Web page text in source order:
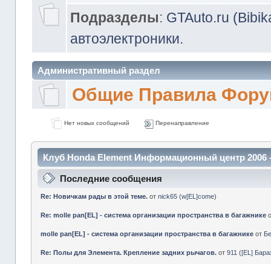
Подразделы: GTAuto.ru
автоэлектроники.
Административный раздел
Общие Правила
Нет новых сообщений Перенаправление
Клуб Honda Element Информационный центр
Последние сообщения
Re: Новичкам рады в этой теме. отnick65 (w[EL]come)
Re: molle pan[EL] - система организации пространства в багажнике
molle pan[EL] - система организации пространства в багажнике от
Re: Полы для Элемента. Крепление задних рычагов. от911 ([EL]